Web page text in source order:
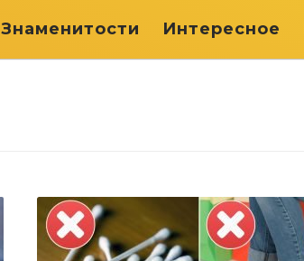
Знаменитости Интересное